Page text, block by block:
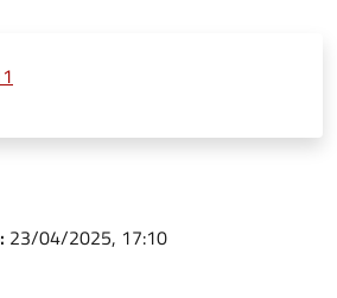
23/04/2025, 17:10